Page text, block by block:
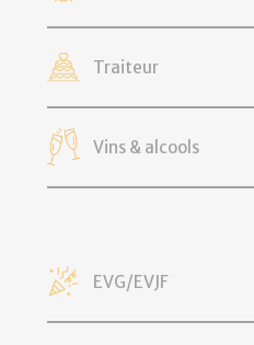
Traiteur
Vins & alcools
EVG/EVJF